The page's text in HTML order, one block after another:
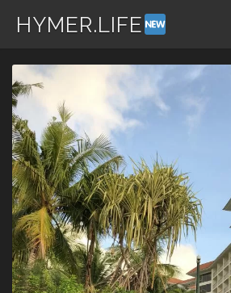
HYMER.LIFE
コ
ン
テ
ン
ツ
へ
ス
キ
ッ
プ